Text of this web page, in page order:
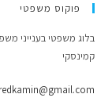
פוקוס משפטי
בלוג משפטי בענייני
קמינסקי